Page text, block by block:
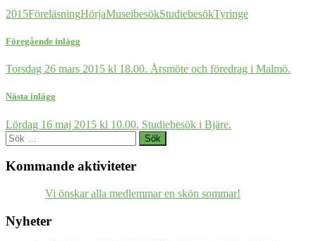
2015FöreläsningHörjaMuseibesökStudiebesökTyringe
Föregående inlägg
Torsdag 26 mars 2015 kl 18.00. Årsmöte och föredrag i Malmö.
Nästa inlägg
Lördag 16 maj 2015 kl 10.00. Studiebesök i Bjäre.
Sök
efter:
Kommande aktiviteter
Vi önskar alla medlemmar en skön sommar!
Nyheter